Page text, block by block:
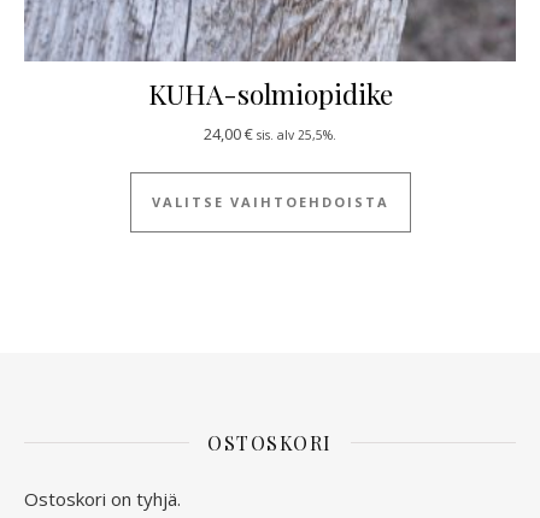
KUHA-solmiopidike
24,00€ sis. alv 25,5%.
VALITSE VAIHTOEHDOISTA
Tällä tuotteella
OSTOSKORI
Ostoskori on tyhjä.